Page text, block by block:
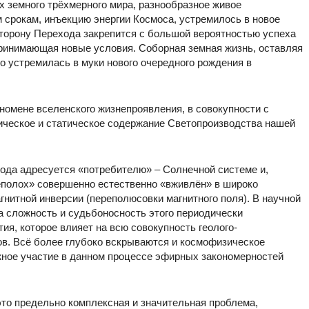
трёхмерного мира, разнообразное живое
инъекцию энергии Космоса, устремилось в новое
Перехода закрепится с большой вероятностью успеха
новые условия. Соборная земная жизнь, оставляя
в муки нового очередного рождения в
вселенского жизнепроявления, в совокупности с
и статическое содержание Светопроизводства нашей
адресуется «потребителю» – Солнечной системе и,
совершенно естественно «вживлён» в широко
инверсии (переполюсовки магнитного поля). В научной
и судьбоносность этого периодически
которое влияет на всю совокупность геолого-
Всё более глубоко вскрываются и космофизическое
участие в данном процессе эфирных закономерностей
предельно комплексная и значительная проблема,